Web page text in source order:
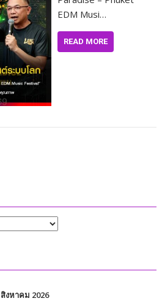
EDM Musi…
READ MORE
สิงหาคม 2026